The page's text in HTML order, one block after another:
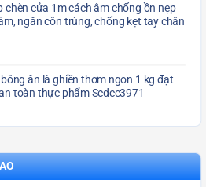
chèn cửa 1m cách âm chống ồn nẹp
ngăn côn trùng, chống kẹt tay chân
ăn là ghiền thơm ngon 1 kg đạt
toàn thực phẩm Scdcc3971